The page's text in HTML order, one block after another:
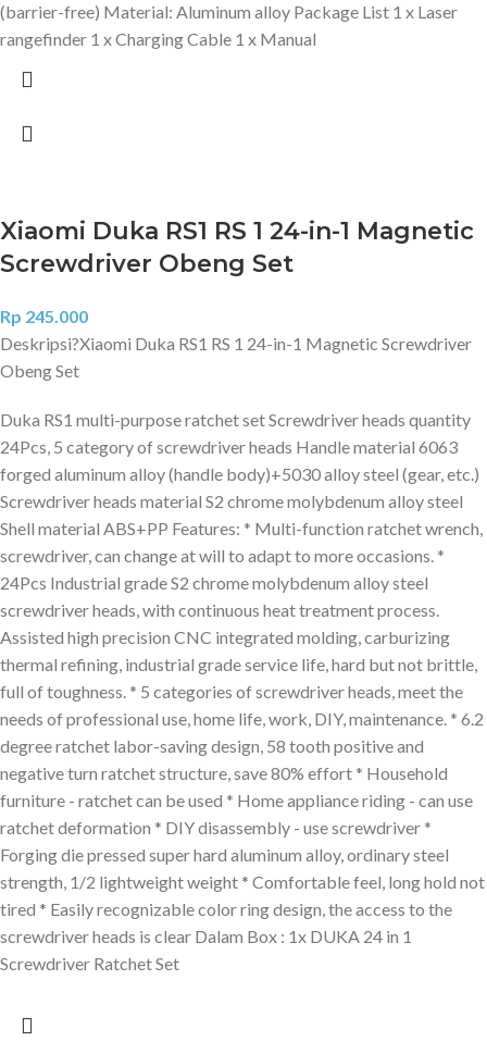
(barrier-free) Material: Aluminum alloy Package List 1 x Laser
rangefinder 1 x Charging Cable 1 x Manual
Xiaomi Duka RS1 RS 1 24-in-1 Magnetic
Screwdriver Obeng Set
Rp 245.000
Deskripsi?Xiaomi Duka RS1 RS 1 24-in-1 Magnetic Screwdriver
Obeng Set
Duka RS1 multi-purpose ratchet set Screwdriver heads quantity
24Pcs, 5 category of screwdriver heads Handle material 6063
forged aluminum alloy (handle body)+5030 alloy steel (gear, etc.)
Screwdriver heads material S2 chrome molybdenum alloy steel
Shell material ABS+PP Features: * Multi-function ratchet wrench,
screwdriver, can change at will to adapt to more occasions. *
24Pcs Industrial grade S2 chrome molybdenum alloy steel
screwdriver heads, with continuous heat treatment process.
Assisted high precision CNC integrated molding, carburizing
thermal refining, industrial grade service life, hard but not brittle,
full of toughness. * 5 categories of screwdriver heads, meet the
needs of professional use, home life, work, DIY, maintenance. * 6.2
degree ratchet labor-saving design, 58 tooth positive and
negative turn ratchet structure, save 80% effort * Household
furniture - ratchet can be used * Home appliance riding - can use
ratchet deformation * DIY disassembly - use screwdriver *
Forging die pressed super hard aluminum alloy, ordinary steel
strength, 1/2 lightweight weight * Comfortable feel, long hold not
tired * Easily recognizable color ring design, the access to the
screwdriver heads is clear Dalam Box : 1x DUKA 24 in 1
Screwdriver Ratchet Set